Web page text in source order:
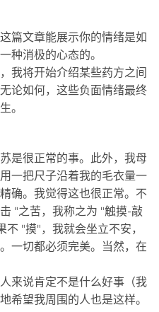
篇文章能展示你的情绪是如
种消极的心态的。
我将开始介绍某些药方之间
论如何，这些负面情绪最终
。
是很正常的事。此外，我母
一把尺子沿着我的毛衣量一
确。我觉得这也很正常。不
"之苦，我称之为 "触摸-敲
"摸"，我就会坐立不安，
一切都必须完美。当然，在
来说肯定不是什么好事（我
希望我周围的人也是这样。